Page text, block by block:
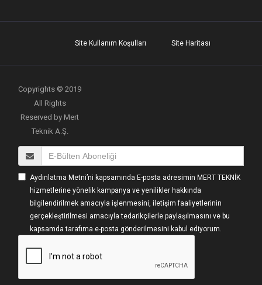
Site Kullanım Koşulları Site Haritası
Copyrights © 2019
All Rights
Reserved by Mert
Teknik A.Ş.
Aydınlatma Metni’ni kapsamında E-posta adresimin MERT TEKNİK
hizmetlerine yönelik kampanya ve yenilikler hakkında
bilgilendirilmek amacıyla işlenmesini, iletişim faaliyetlerinin
gerçekleştirilmesi amacıyla tedarikçilerle paylaşılmasını ve bu
kapsamda tarafıma e-posta gönderilmesini kabul ediyorum.